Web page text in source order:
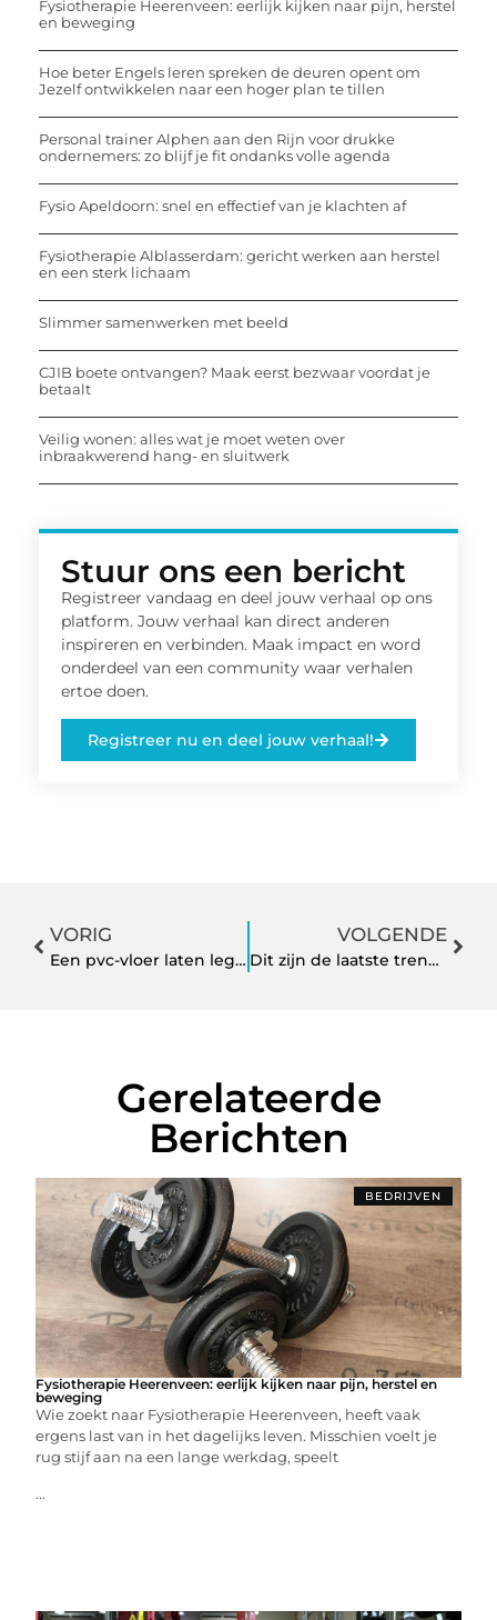
Fysiotherapie Heerenveen: eerlijk kijken naar pijn, herstel
en beweging
Hoe beter Engels leren spreken de deuren opent om
Jezelf ontwikkelen naar een hoger plan te tillen
Personal trainer Alphen aan den Rijn voor drukke
ondernemers: zo blijf je fit ondanks volle agenda
Fysio Apeldoorn: snel en effectief van je klachten af
Fysiotherapie Alblasserdam: gericht werken aan herstel
en een sterk lichaam
Slimmer samenwerken met beeld
CJIB boete ontvangen? Maak eerst bezwaar voordat je
betaalt
Veilig wonen: alles wat je moet weten over
inbraakwerend hang- en sluitwerk
Stuur ons een bericht
Registreer vandaag en deel jouw verhaal op ons
platform. Jouw verhaal kan direct anderen
inspireren en verbinden. Maak impact en word
onderdeel van een community waar verhalen
ertoe doen.
Registreer nu en deel jouw verhaal!
VORIG
Een pvc-vloer laten leggen geeft u uit handen aan dit bedrijf nabij IJsselstein
VOLGENDE
Dit zijn de laatste trends op het gebied van inrichting van een tandartspraktijk
Gerelateerde
Berichten
BEDRIJVEN
Fysiotherapie Heerenveen: eerlijk kijken naar pijn, herstel en
beweging
Wie zoekt naar Fysiotherapie Heerenveen, heeft vaak
ergens last van in het dagelijks leven. Misschien voelt je
rug stijf aan na een lange werkdag, speelt
...